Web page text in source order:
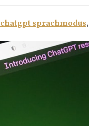
chatgpt sprachmodus,